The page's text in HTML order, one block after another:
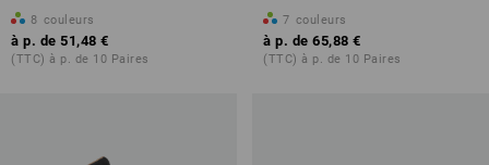
8 couleurs
à p. de 51,48 €
(TTC) à p. de 10 Paires
7 couleurs
à p. de 65,88 €
(TTC) à p. de 10 Paires